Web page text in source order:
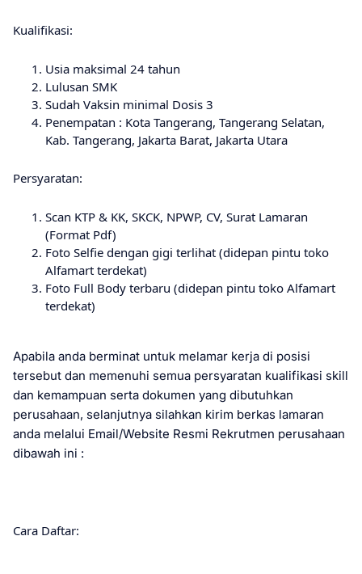
Kualifikasi:
Uѕіа maksimal 24 tahun
Lulusan SMK
Sudah Vaksin minimal Dosis 3
Pеnеmраtаn : Kota Tangerang, Tangerang Selatan,
Kab. Tangerang, Jаkаrtа Barat, Jakarta Utаrа
Persyaratan:
Scan KTP & KK, SKCK, NPWP, CV, Surat Lamaran
(Format Pdf)
Foto Selfie dengan gigi terlihat (didepan pintu toko
Alfamart terdekat)
Foto Full Body terbaru (didepan pintu toko Alfamart
terdekat)
Apabila anda berminat untuk melamar kerja di posisi
tersebut dan memenuhi semua persyaratan kualifikasi skill
dan kemampuan serta dokumen yang dibutuhkan
perusahaan, selanjutnya silahkan kirim berkas lamaran
anda melalui Email/Website Resmi Rekrutmen perusahaan
dibawah ini :
Cara Daftar: